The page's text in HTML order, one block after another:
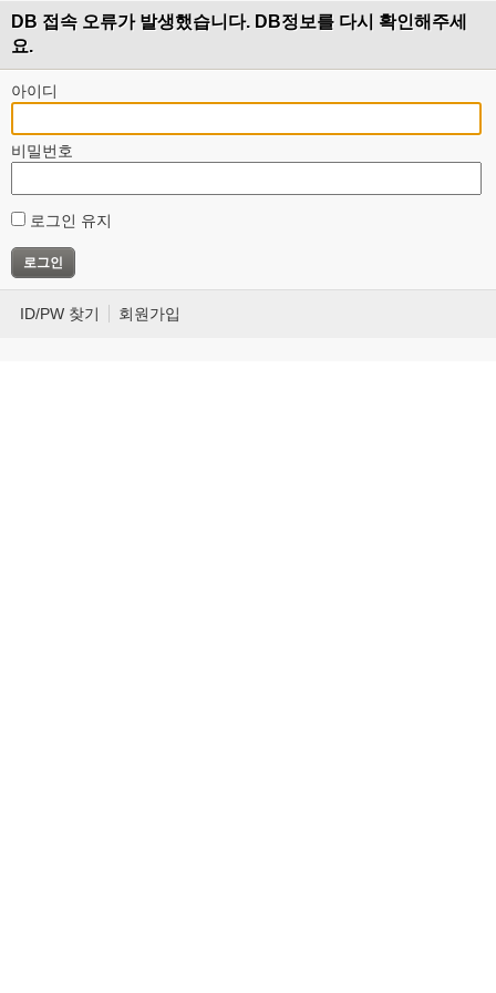
DB 접속 오류가 발생했습니다. DB정보를 다시 확인해주세
요.
아이디
비밀번호
로그인 유지
ID/PW 찾기 회원가입